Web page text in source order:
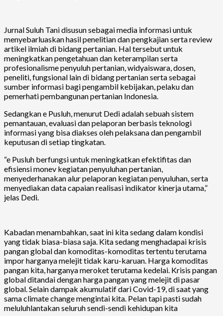
Jurnal Suluh Tani disusun sebagai media informasi untuk
menyebarluaskan hasil penelitian dan pengkajian serta review
artikel ilmiah di bidang pertanian. Hal tersebut untuk
meningkatkan pengetahuan dan keterampilan serta
profesionalisme penyuluh pertanian, widyaiswara, dosen,
peneliti, fungsional lain di bidang pertanian serta sebagai
sumber informasi bagi pengambil kebijakan, pelaku dan
pemerhati pembangunan pertanian Indonesia.
Sedangkan e Pusluh, menurut Dedi adalah sebuah sistem
pemantauan, evaluasi dan pelaporan berbasis teknologi
informasi yang bisa diakses oleh pelaksana dan pengambil
keputusan di setiap tingkatan.
“e Pusluh berfungsi untuk meningkatkan efektifitas dan
efisiensi monev kegiatan penyuluhan pertanian,
menyederhanakan alur pelaporan kegiatan penyuluhan, serta
menyediakan data capaian realisasi indikator kinerja utama,”
jelas Dedi.
Kabadan menambahkan, saat ini kita sedang dalam kondisi
yang tidak biasa-biasa saja. Kita sedang menghadapai krisis
pangan global dan komoditas-komoditas tertentu terutama
impor harganya melejit tidak karu-karuan. Harga komoditas
pangan kita, harganya meroket terutama kedelai. Krisis pangan
global ditandai dengan harga pangan yang melejit di pasar
global. Selain dampak akumulatif dari Covid-19, di saat yang
sama climate change mengintai kita. Pelan tapi pasti sudah
meluluhlantakan seluruh sendi-sendi kehidupan kita